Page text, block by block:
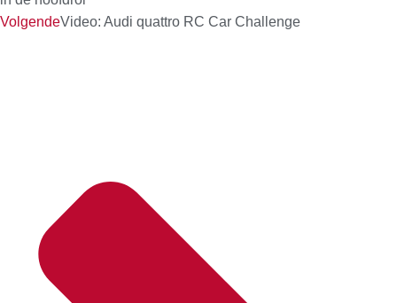
VolgendeVideo: Audi quattro RC Car Challenge